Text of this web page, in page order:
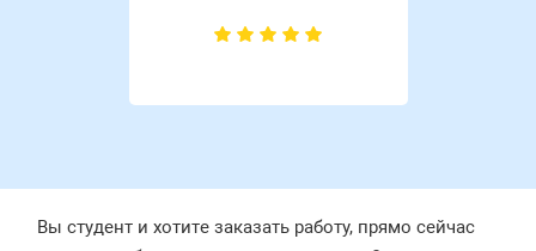
Вы студент и хотите заказать работу, прямо сейчас